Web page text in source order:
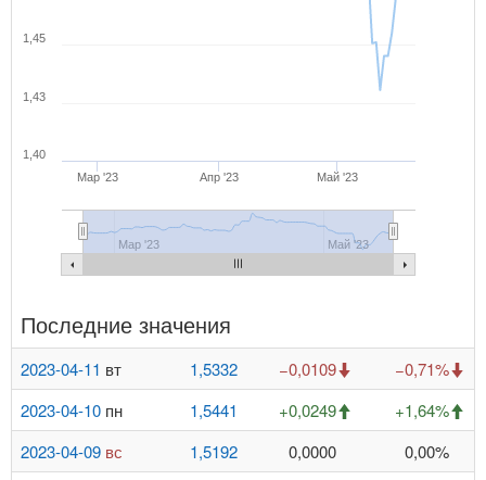
Мар '23 Апр '23 Май '23
Мар '23 Май '23
1,40
1,43
1,45
Последние значения
2023-04-11 вт 1,5332 −0,0109
−0,71%
2023-04-10 пн 1,5441 +0,0249
+1,64%
2023-04-09 вс 1,5192 0,0000
0,00%